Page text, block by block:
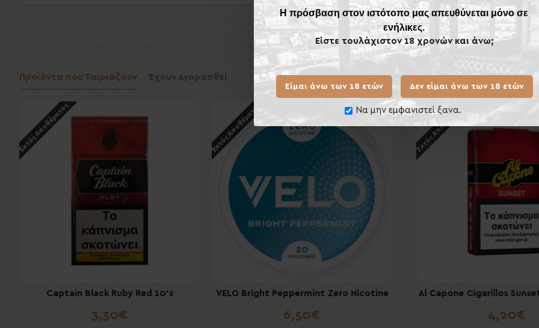
Η πρόσβαση στον ιστότοπο μας απευθύνεται μόνο σε
ενήλικες.
Είστε τουλάχιστον 18 χρονών και άνω;
Είμαι άνω των 18 ετών Δεν είμαι άνω των 18 ετών
Να μην εμφανιστεί ξανα.
Προϊόντα που Ταιριάζουν Έχουν Αγορασθεί
Εκτός Αποθέματος
Captain Black Ruby Red 10's
3,30€
Νέο
Εκτός Αποθέματος
VELO Bright Peppermint Zero Nicotine
6,50€
Cuba Black Cherry
6,50€
Ίδιας Κατηγορίας Ίδιου
Al Capone Cigarillos Flame 10's (Filter)
4,20€
Al Capone Cigarillos Original 10's
Εκτός Αποθέματος
Al Capone Cigarillos
4,20€